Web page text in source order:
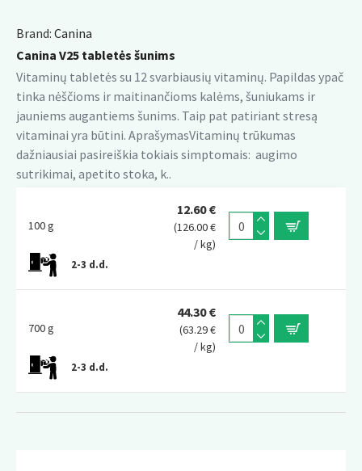
Brand: Canina
Canina V25 tabletės šunims
Vitaminų tabletės su 12 svarbiausių vitaminų. Papildas ypač
tinka nėščioms ir maitinančioms kalėms, šuniukams ir
jauniems augantiems šunims. Taip pat patiriant stresą
vitaminai yra būtini. AprašymasVitaminų trūkumas
dažniausiai pasireiškia tokiais simptomais: augimo
sutrikimai, apetito stoka, k..
100 g
2-3 d.d.
12.60 €
(126.00 €
/ kg)
700 g
2-3 d.d.
44.30 €
(63.29 €
/ kg)